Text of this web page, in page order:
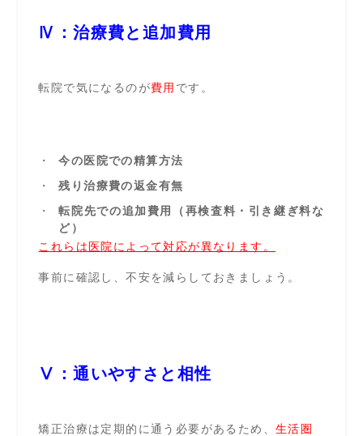
Ⅳ：治療費と追加費用
転院で気になるのが費用 です。
今の医院での精算方法
残り治療費の返金有無
転院先での追加費用（再検査料・引き継ぎ料な
ど）
これらは医院によって対応が異なります。
事前に確認し、不安を減らしておきましょう。
Ⅴ：通いやすさと相性
矯正治療は定期的に通う必要があるため、 生活圏